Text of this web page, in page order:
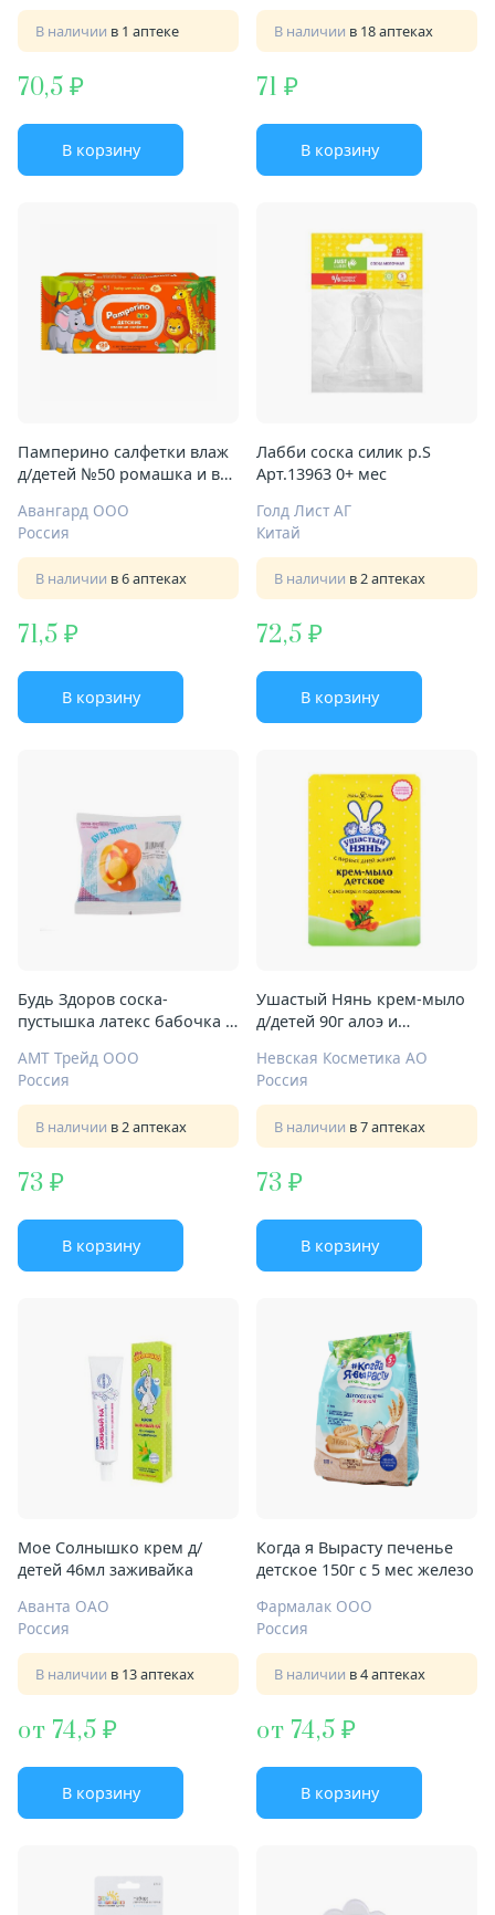
В наличии в 1 аптеке
70,5
В корзину
В наличии в 18 аптеках
71
В корзину
Памперино салфетки влаж
д/детей №50 ромашка и вит
Авангард ООО
Россия
В наличии в 6 аптеках
71,5
В корзину
Лабби соска силик р.S
Арт.13963 0+ мес
Голд Лист АГ
Китай
В наличии в 2 аптеках
72,5
В корзину
Будь Здоров соска-
пустышка латекс бабочка с
АМТ Трейд ООО
Россия
В наличии в 2 аптеках
73
В корзину
Ушастый Нянь крем-мыло
д/детей 90г алоэ и
Невская Косметика АО
Россия
В наличии в 7 аптеках
73
В корзину
Мое Солнышко крем д/
детей 46мл заживайка
Аванта ОАО
Россия
В наличии в 13 аптеках
от 74,5
В корзину
Когда я Вырасту печенье
детское 150г с 5 мес железо
Фармалак ООО
Россия
В наличии в 4 аптеках
от 74,5
В корзину